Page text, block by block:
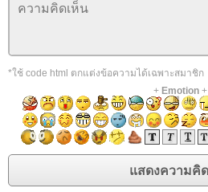
*ใช้ code html ตกแต่งข้อความได้เฉพาะสมาชิก
+ Emotion+